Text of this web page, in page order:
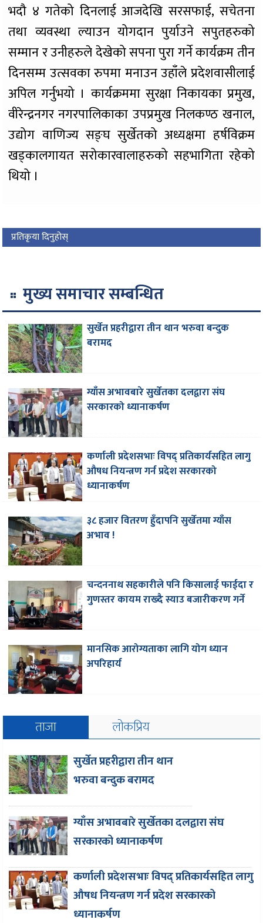
भदौ ४ गतेको दिनलाई आजदेखि सरसफाई, सचेतना
तथा व्यवस्था ल्याउन योगदान पुर्याउने सपुतहरुको
सम्मान र उनीहरुले देखेको सपना पुरा गर्ने कार्यक्रम तीन
दिनसम्म उत्सवका रुपमा मनाउन उहाँले प्रदेशवासीलाई
अपिल गर्नुभयो । कार्यक्रममा सुरक्षा निकायका प्रमुख,
वीरेन्द्रनगर नगरपालिकाका उपप्रमुख निलकण्ठ खनाल,
उद्योग वाणिज्य सङ्घ सुर्खेतको अध्यक्षमा हर्षविक्रम
खड्कालगायत सरोकारवालाहरुको सहभागिता रहेको
थियो ।
प्रतिकृया दिनुहोस्
मुख्य समाचार सम्बन्धित
सुर्खेत प्रहरीद्वारा तीन थान भरुवा बन्दुक
बरामद
ग्याँस अभावबारे सुर्खेतका दलद्वारा संघ
सरकारको ध्यानाकर्षण
कर्णाली प्रदेशसभाः विपद् प्रतिकार्यसहित लागु
औषध नियन्त्रण गर्न प्रदेश सरकारको
ध्यानाकर्षण
३८ हजार वितरण हुँदापनि सुर्खेतमा ग्याँस
अभाव !
चन्दननाथ सहकारीले पनि किसालाई फाईदा र
गुणस्तर कायम राख्दै स्याउ बजारीकरण गर्ने
मानसिक आरोग्यताका लागि योग ध्यान
अपरिहार्य
ताजा लोकप्रिय
सुर्खेत प्रहरीद्वारा तीन थान
भरुवा बन्दुक बरामद
ग्याँस अभावबारे सुर्खेतका दलद्वारा संघ
सरकारको ध्यानाकर्षण
कर्णाली प्रदेशसभाः विपद् प्रतिकार्यसहित लागु
औषध नियन्त्रण गर्न प्रदेश सरकारको
ध्यानाकर्षण